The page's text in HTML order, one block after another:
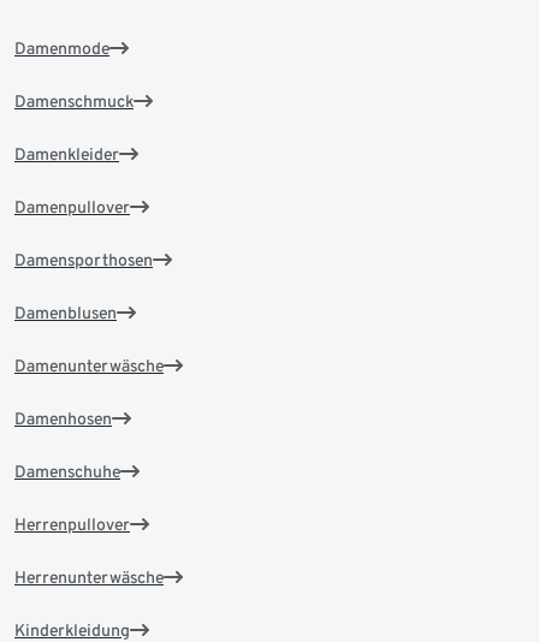
Damenmode
Damenschmuck
Damenkleider
Damenpullover
Damensporthosen
Damenblusen
Damenunterwäsche
Damenhosen
Damenschuhe
Herrenpullover
Herrenunterwäsche
Kinderkleidung